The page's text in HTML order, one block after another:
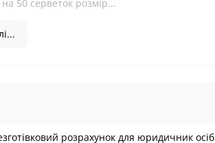
50 серветок розмір...
розрахунок для юридичник осіб